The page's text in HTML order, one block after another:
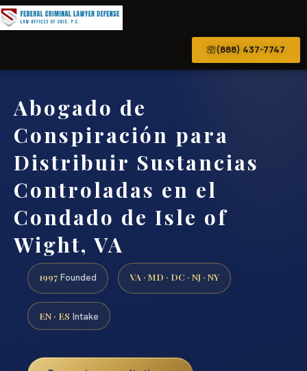
(888) 437-7747
Abogado de
Conspiración para
Distribuir Sustancias
Controladas en el
Condado de Isle of
Wight, VA
1997 Founded VA · MD · DC · NJ · NY
EN · ES Intake